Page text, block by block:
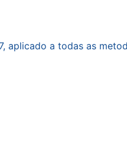
aplicado a todas as